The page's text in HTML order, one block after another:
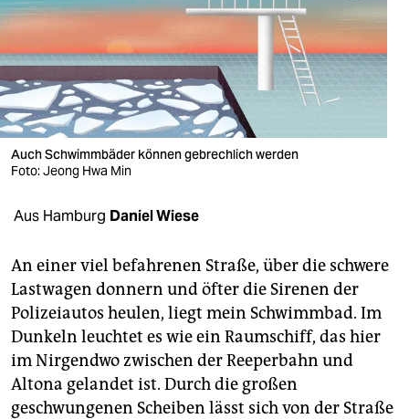
berlin
nord
wahrheit
verlag
verlag
veranstaltungen
fragen & hilfe
unterstützen
abo
genossenschaft
Auch Schwimmbäder können gebrechlich werden
Foto: Jeong Hwa Min
Aus Hamburg Daniel Wiese
An einer viel befahrenen Straße, über die schwere
Lastwagen donnern und öfter die Sirenen der
Polizeiautos heulen, liegt mein Schwimmbad. Im
Dunkeln leuchtet es wie ein Raumschiff, das hier
im Nirgendwo zwischen der Reeperbahn und
Altona gelandet ist. Durch die großen
geschwungenen Scheiben lässt sich von der Straße